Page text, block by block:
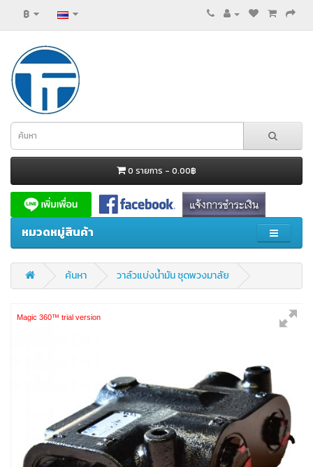
฿
0 รายการ - 0.00฿
หมวดหมู่สินค้า
ค้นหา วาล์วแบ่งน้ำมัน ชุดพวงมาลัย
Magic 360™ trial version